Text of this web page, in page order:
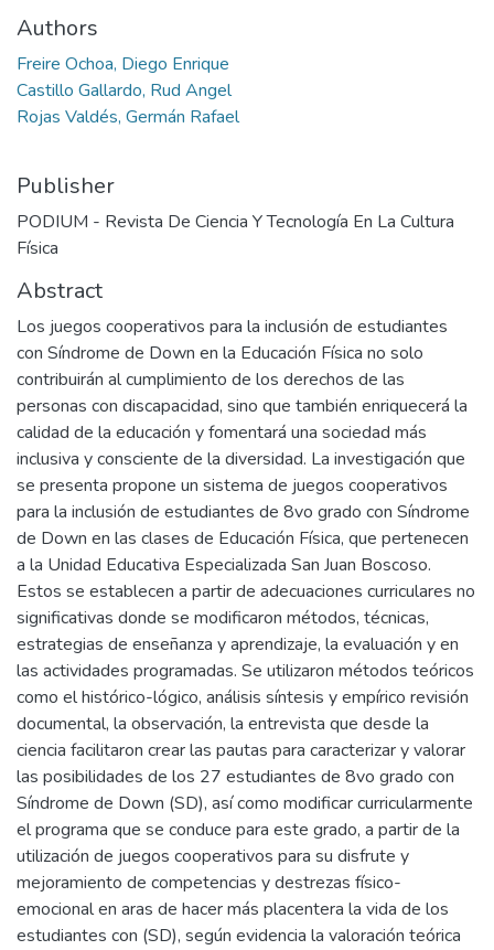
Authors
Freire Ochoa, Diego Enrique
Castillo Gallardo, Rud Angel
Rojas Valdés, Germán Rafael
Publisher
PODIUM - Revista De Ciencia Y Tecnología En La Cultura
Física
Abstract
Los juegos cooperativos para la inclusión de estudiantes
con Síndrome de Down en la Educación Física no solo
contribuirán al cumplimiento de los derechos de las
personas con discapacidad, sino que también enriquecerá la
calidad de la educación y fomentará una sociedad más
inclusiva y consciente de la diversidad. La investigación que
se presenta propone un sistema de juegos cooperativos
para la inclusión de estudiantes de 8vo grado con Síndrome
de Down en las clases de Educación Física, que pertenecen
a la Unidad Educativa Especializada San Juan Boscoso.
Estos se establecen a partir de adecuaciones curriculares no
significativas donde se modificaron métodos, técnicas,
estrategias de enseñanza y aprendizaje, la evaluación y en
las actividades programadas. Se utilizaron métodos teóricos
como el histórico-lógico, análisis síntesis y empírico revisión
documental, la observación, la entrevista que desde la
ciencia facilitaron crear las pautas para caracterizar y valorar
las posibilidades de los 27 estudiantes de 8vo grado con
Síndrome de Down (SD), así como modificar curricularmente
el programa que se conduce para este grado, a partir de la
utilización de juegos cooperativos para su disfrute y
mejoramiento de competencias y destrezas físico-
emocional en aras de hacer más placentera la vida de los
estudiantes con (SD), según evidencia la valoración teórica